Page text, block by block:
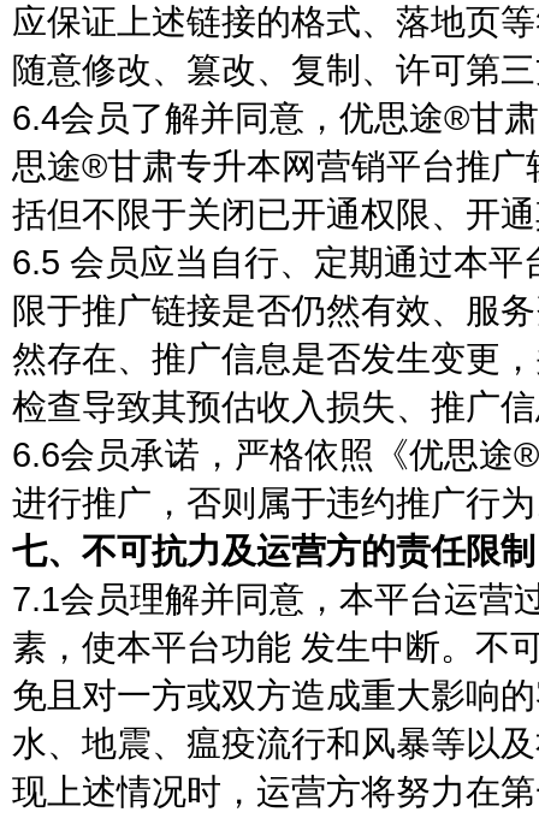
应保证上述链接的格式、落地页
随意修改、篡改、复制、许可第
6.4会员了解并同意，优思途®甘
思途®甘肃专升本网营销平台推
括但不限于关闭已开通权限、开
6.5 会员应当自行、定期通过本
限于推广链接是否仍然有效、服
然存在、推广信息是否发生变更
检查导致其预估收入损失、推广
6.6会员承诺，严格依照《优思途
进行推广，否则属于违约推广行
七、不可抗力及运营方的责任限制
7.1会员理解并同意，本平台运营
素，使本平台功能 发生中断。不
免且对一方或双方造成重大影响
水、地震、瘟疫流行和风暴等以
现上述情况时，运营方将努力在